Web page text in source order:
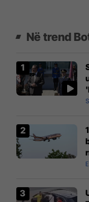
Në trend